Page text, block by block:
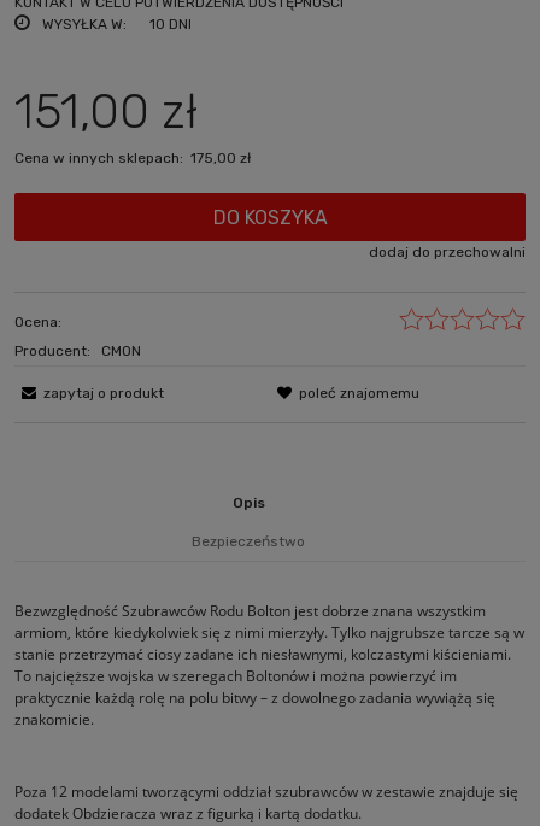
WYSYŁKA W:
10 DNI
151,00 zł
Cena w innych sklepach: 175,00 zł
DO KOSZYKA
dodaj do przechowalni
Ocena:
Producent:
CMON
zapytaj o produkt poleć znajomemu
Opis
Bezpieczeństwo
Bezwzględność Szubrawców Rodu Bolton jest dobrze znana wszystkim
armiom, które kiedykolwiek się z nimi mierzyły. Tylko najgrubsze tarcze są w
stanie przetrzymać ciosy zadane ich niesławnymi, kolczastymi kiścieniami.
To najcięższe wojska w szeregach Boltonów i można powierzyć im
praktycznie każdą rolę na polu bitwy – z dowolnego zadania wywiążą się
znakomicie.
Poza 12 modelami tworzącymi oddział szubrawców w zestawie znajduje się
dodatek Obdzieracza wraz z figurką i kartą dodatku.